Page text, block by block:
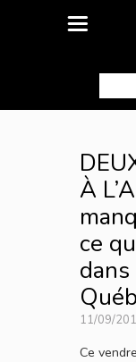
À
ce
11/09/
Ce